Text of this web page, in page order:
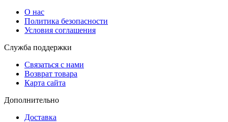
О нас
Политика безопасности
Условия соглашения
Служба поддержки
Связаться с нами
Возврат товара
Карта сайта
Дополнительно
Доставка